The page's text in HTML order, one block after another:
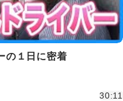
の１日に密着
30:11